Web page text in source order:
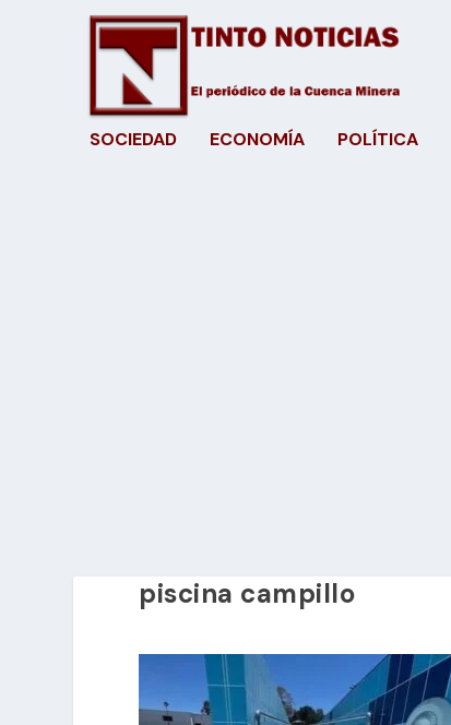
SOCIEDAD ECONOMÍA POLÍTICA
piscina campillo